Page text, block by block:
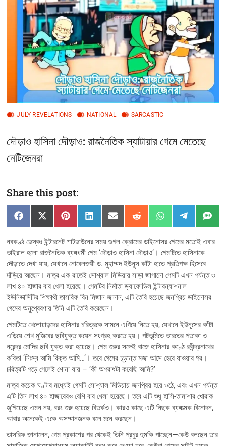
t
t
n
JULY REVELATIONS NATIONAL SARCASTIC
দৌড়াও হাসিনা দৌড়াও: রাজনৈতিক স্যাটায়ার গেমে মেতেছে
নেটিজেনরা
Share this post:
Share
on
F
a
e
b
o
o
k
Share
on
X
(
w
i
t
t
e
r
)
Share
on
P
i
t
e
r
e
s
t
Share
on
L
i
k
e
d
I
n
Share
on
E
m
i
l
Share
on
R
e
d
i
t
Share
on
W
h
t
s
A
p
p
Share
on
e
e
g
r
a
m
on
S
M
নবকণ্ঠ ডেস্কঃ ইন্টারনেট শাটডাউনের সময় গুগল ক্রোমের ডাইনোসর গেমের মতোই এবার
ভাইরাল হলো রাজনৈতিক ব্যঙ্গধর্মী গেম ‘দৌড়াও হাসিনা দৌড়াও’। গেমটিতে হাসিনাকে
দৌড়াতে দেখা যায়, যেখানে নোবেলজয়ী ড. মুহাম্মদ ইউনূস কাঁটা হাতে প্রতিপক্ষ হিসেবে
দাঁড়িয়ে আছেন। মাত্র এক রাতেই সোশ্যাল মিডিয়ায় সাড়া জাগানো গেমটি এখন পর্যন্ত ৩
লাখ ৪০ হাজার বার খেলা হয়েছে। গেমটির নির্মাতা ড্যাফোডিল ইন্টারন্যাশনাল
ইউনিভার্সিটির শিক্ষার্থী তাসরিফ বিন মিজান জানান, এটি তৈরি হয়েছে জনপ্রিয় ডাইনোসর
গেমের অনুপ্রেরণায় তিনি এটি তৈরি করেছেন।
গেমটিতে খেলোয়াড়দের হাসিনার চরিত্রকে সামনে এগিয়ে নিতে হয়, যেখানে ইউনূসের কাঁটা
এড়িয়ে শেখ মুজিবের ছবিযুক্ত কয়েন সংগ্রহ করতে হয়। পটভূমিতে ভারতের পতাকা ও
নরেন্দ্র মোদির ছবি যুক্ত করা হয়েছে। গেম শুরুর সঙ্গেই বাজে হাসিনার কণ্ঠে রবীন্দ্রনাথের
কবিতা ‘নিঃস্ব আমি রিক্ত আমি…’। তবে গেমের চূড়ান্ত মজা আসে হেরে যাওয়ার পর।
চরিত্রটি পড়ে গেলেই শোনা যায় – ‘কী অপরাধটা করেছি আমি?’
মাত্র কয়েক ঘণ্টার মধ্যেই গেমটি সোশ্যাল মিডিয়ায় জনপ্রিয় হয়ে ওঠে, এবং এখন পর্যন্ত
এটি তিন লাখ ৪০ হাজারেরও বেশি বার খেলা হয়েছে। তবে এটি শুধু হাসি-তামাশার খোরাক
জুগিয়েছে এমন নয়, বরং শুরু হয়েছে বিতর্কও। কারও কাছে এটি নিছক ব্যঙ্গাত্মক বিনোদন,
আবার অনেকেই একে অসম্মানজনক বলে মনে করছেন।
তাসরিফ জানালেন, গেম প্রকাশের পর থেকেই তিনি প্রচুর হুমকি পাচ্ছেন—কেউ বলছেন তার